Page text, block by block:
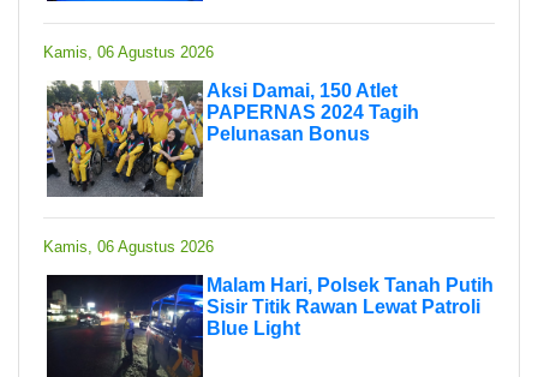
Kamis, 06 Agustus 2026
Aksi Damai, 150 Atlet
PAPERNAS 2024 Tagih
Pelunasan Bonus
Kamis, 06 Agustus 2026
Malam Hari, Polsek Tanah Putih
Sisir Titik Rawan Lewat Patroli
Blue Light